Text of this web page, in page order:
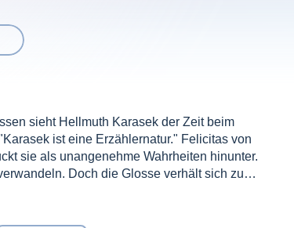
sieht Hellmuth Karasek der Zeit beim
ist eine Erzählernatur." Felicitas von
sie als unangenehme Wahrheiten hinunter.
Doch die Glosse verhält sich zur
Sprachzoo existieren seltsame
und Stoiber, Politiker als Kellner und
dem lateinischen Sprich-wort: